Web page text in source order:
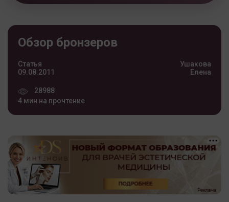
Обзор бронзеров
Статья
09.08.2011
28988
4 мин на прочтение
Ушакова
Елена